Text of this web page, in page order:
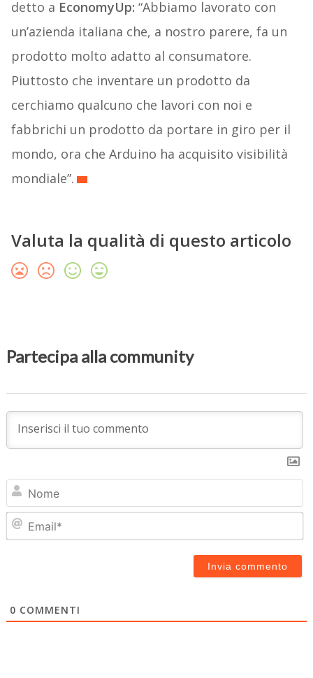
detto a EconomyUp: “Abbiamo lavorato con
un’azienda italiana che, a nostro parere, fa un
prodotto molto adatto al consumatore.
Piuttosto che inventare un prodotto da
cerchiamo qualcuno che lavori con noi e
fabbrichi un prodotto da portare in giro per il
mondo, ora che Arduino ha acquisito visibilità
mondiale”.
Valuta la qualità di questo articolo
Partecipa alla community
0 COMMENTI